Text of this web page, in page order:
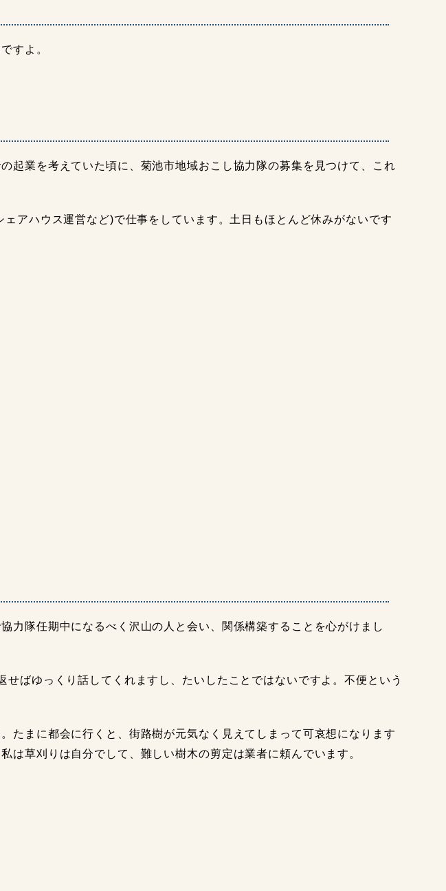
すよ。
業を考えていた頃に、菊池市地域おこし協力隊の募集を見つけて、これ
アハウス運営など)で仕事をしています。土日もほとんど休みがないです
隊任期中になるべく沢山の人と会い、関係構築することを心がけまし
ばゆっくり話してくれますし、たいしたことではないですよ。不便という
まに都会に行くと、街路樹が元気なく見えてしまって可哀想になります
草刈りは自分でして、難しい樹木の剪定は業者に頼んでいます。